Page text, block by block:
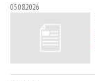
05.08.2026